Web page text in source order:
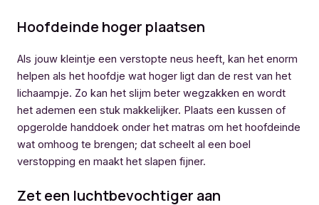
Hoofdeinde hoger plaatsen
Als jouw kleintje een verstopte neus heeft, kan het enorm
helpen als het hoofdje wat hoger ligt dan de rest van het
lichaampje. Zo kan het slijm beter wegzakken en wordt
het ademen een stuk makkelijker. Plaats een kussen of
opgerolde handdoek onder het matras om het hoofdeinde
wat omhoog te brengen; dat scheelt al een boel
verstopping en maakt het slapen fijner.
Zet een luchtbevochtiger aan